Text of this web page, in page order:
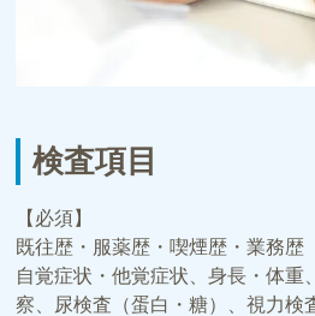
検査項目
【必須】
既往歴・服薬歴・喫煙歴・業務歴
自覚症状・他覚症状、身長・体重
察、尿検査（蛋白・糖）、視力検